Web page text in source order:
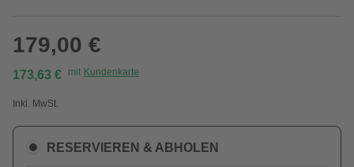
179,00 €
173,63 € mit Kundenkarte
Inkl. MwSt.
RESERVIEREN & ABHOLEN